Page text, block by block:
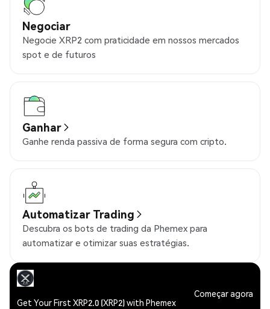
Negociar
Negocie XRP2 com praticidade em nossos mercados
spot e de futuros
Ganhar
Ganhe renda passiva de forma segura com cripto.
Automatizar Trading
Descubra os bots de trading da Phemex para
automatizar e otimizar suas estratégias.
Get Your First XRP2.0 (XRP2) with Phemex
Começar agora